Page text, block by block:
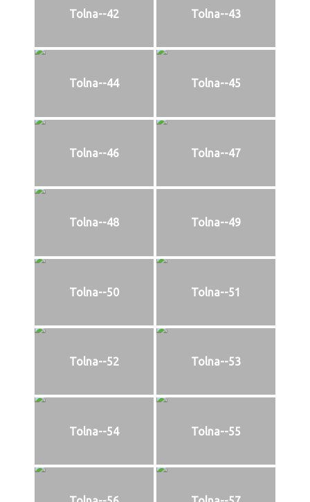
Tolna--42 Tolna--43
Tolna--44 Tolna--45
Tolna--46 Tolna--47
Tolna--48 Tolna--49
Tolna--50 Tolna--51
Tolna--52 Tolna--53
Tolna--54 Tolna--55